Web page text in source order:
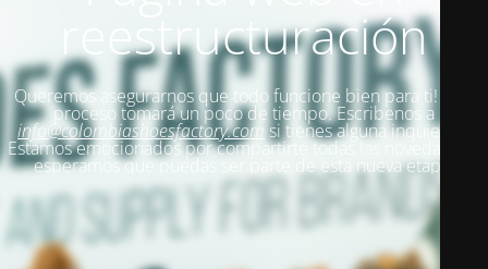
reestructuración
Queremos asegurarnos que todo funcione bien para ti!
proceso tomará un poco de tiempo. Escribenos a
info@colombiashoesfactory.com si tienes alguna inquietud.
Estamos emocionados por compartirte todas las novedades y
esperamos que puedas ser parte de esta nueva etapa.